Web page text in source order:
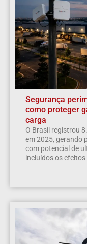
Segurança
como proteger
carga
O Brasil registrou
em 2025, gerando
com potencial de
incluídos os